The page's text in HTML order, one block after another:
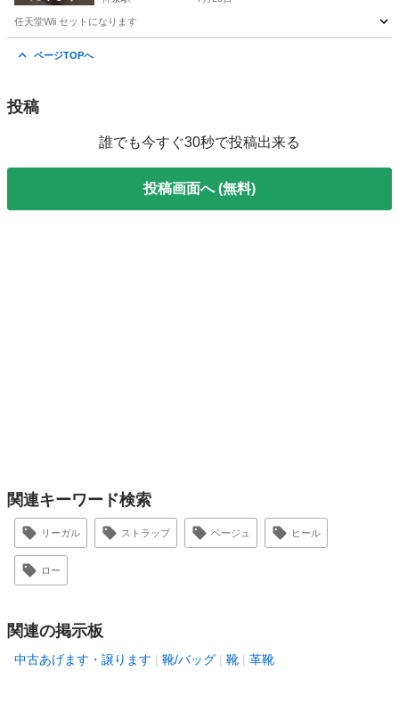
任天堂Wii セットになります
ページTOPへ
投稿
誰でも今すぐ30秒で投稿出来る
投稿画面へ (無料)
関連キーワード検索
リーガル ストラップ ベージュ ヒール
ロー
関連の掲示板
中古あげます・譲ります 靴/バッグ 靴 革靴